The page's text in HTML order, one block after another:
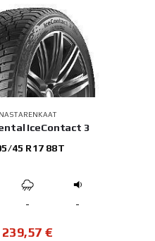
NASTARENKAAT
IceContact 3
45 R17 88T
- -
239,57 €